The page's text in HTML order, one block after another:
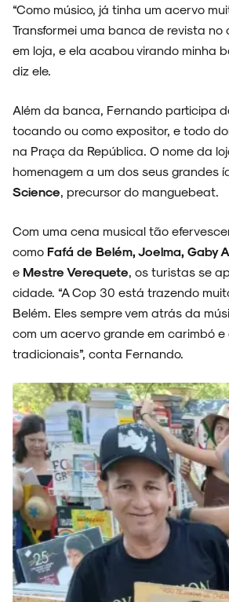
ENTREVISTAS
ESPECIAIS
FAIXA A FAIXA
“Como músico, já tinha um acervo
Transformei uma banca de revista
em loja, e ela acabou virando minha
diz ele.
Além da banca, Fernando participa
tocando ou como expositor, e todo
na Praça da República. O nome da
homenagem a um dos seus grandes
Science , precursor do manguebeat.
Com uma cena musical tão
como Fafá de Belém, Joelma, Gaby
e Mestre Verequete , os turistas se
cidade. “A Cop 30 está trazendo
Belém. Eles sempre vem atrás da
com um acervo grande em carimbó
tradicionais”, conta Fernando.